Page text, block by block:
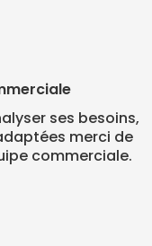
ses besoins,
merci de
commerciale.